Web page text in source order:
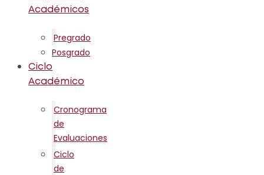
Académicos
Pregrado
Posgrado
Ciclo
Académico
Cronograma
de
Evaluaciones
Ciclo
de